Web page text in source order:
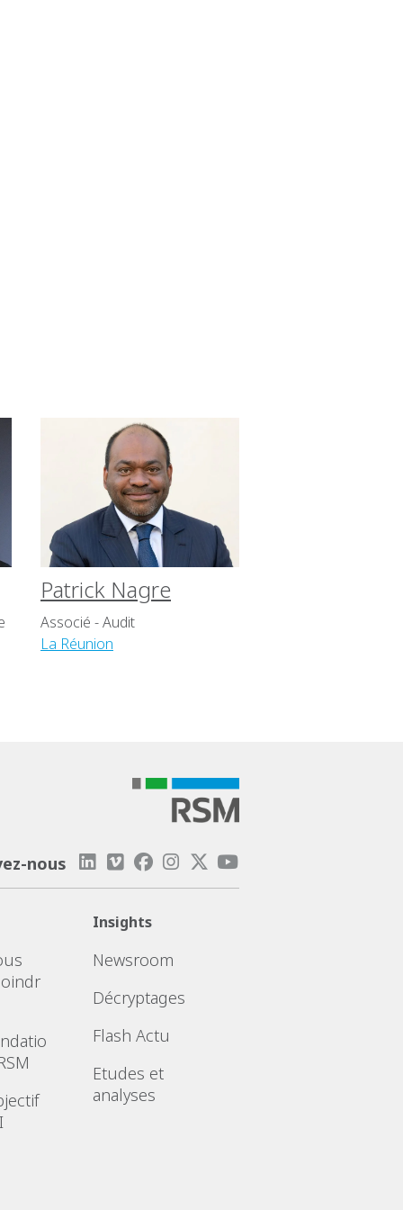
Patrick Nagre
Associé - Audit
La Réunion
nous
Insights
Newsroom
Décryptages
Flash Actu
Etudes et
analyses